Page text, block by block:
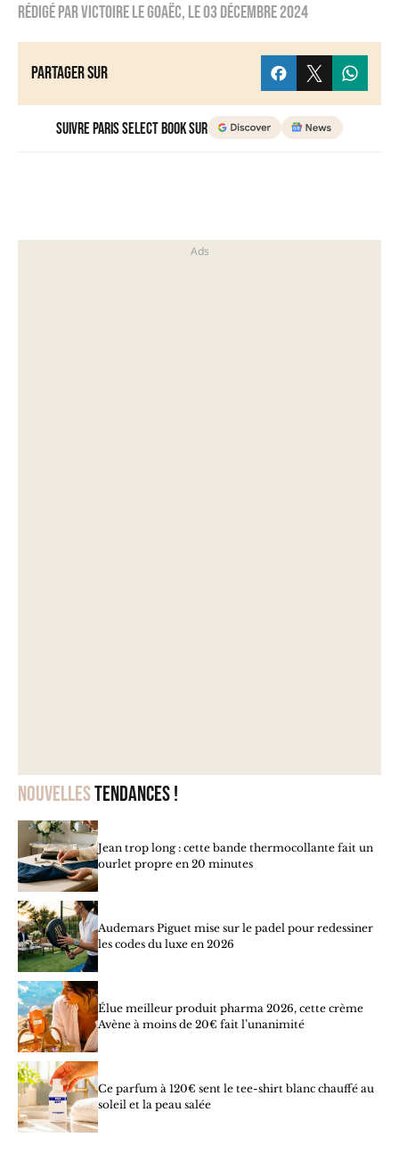
Nouvellestendances !
Jean trop long : cette bande thermocollante fait un
ourlet propre en 20 minutes
Audemars Piguet mise sur le padel pour redessiner
les codes du luxe en 2026
Élue meilleur produit pharma 2026, cette crème
Avène à moins de 20€ fait l’unanimité
Ce parfum à 120€ sent le tee-shirt blanc chauffé au
soleil et la peau salée
Rédigé parVictoire Le Goaëc, le03 décembre 2024
Partager sur
Suivre Paris Select Book sur